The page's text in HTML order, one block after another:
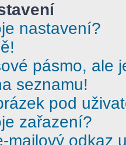
nastavení?
pásmo, ale
seznamu!
pod
zařazení?
mailový odkaz